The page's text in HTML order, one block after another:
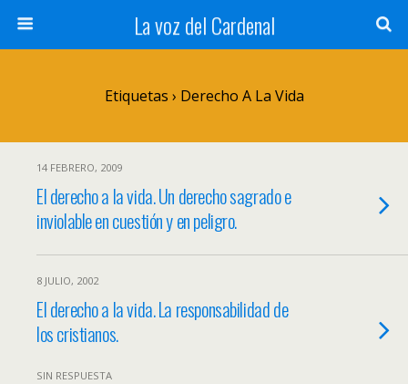
La voz del Cardenal
Etiquetas › Derecho A La Vida
14 FEBRERO, 2009
El derecho a la vida. Un derecho sagrado e
inviolable en cuestión y en peligro.
8 JULIO, 2002
El derecho a la vida. La responsabilidad de
los cristianos.
SIN RESPUESTA